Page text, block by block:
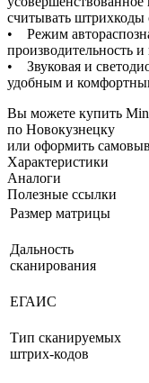
считывать штрихкоды
• Режим
производительность
• Звуковая и
удобным и
Вы можете купить
по Новокузнецку
или оформить
Характеристики
Аналоги
Полезные ссылки
Размер матрицы
Дальность
сканирования
ЕГАИС
Тип сканируемых
штрих-кодов